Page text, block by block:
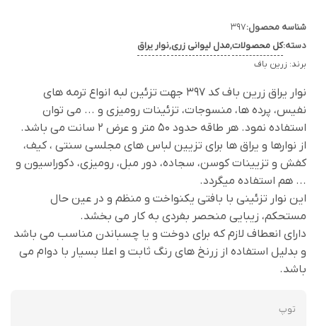
شناسه محصول:397
دسته:کل محصولات,مدل لیوانی زری,نوار یراق
برند: زرین باف
نوار یراق زرین باف کد 397 جهت تزئین لبه انواع ترمه های
نفیس، پرده ها، منسوجات، تزئینات رومیزی و ... می توان
استفاده نمود. هر طاقه حدود 50 متر و عرض 2 سانت می باشد.
از نوارها و یراق ها برای تزیین لباس های مجلسی سنتی ، کیف،
کفش و تزیینات کوسن، سجاده، دور مبل، رومیزی، دکوراسیون و
... هم استفاده میگردد.
این نوار تزئینی با بافتی یکنواخت و منظم و در عین حال
مستحکم، زیبایی منحصر بفردی به کار می بخشد.
دارای انعطاف لازم که برای دوخت و یا چسباندن مناسب می باشد
و بدلیل استفاده از زرنخ های رنگ ثابت و اعلا بسیار با دوام می
باشد.
توپ